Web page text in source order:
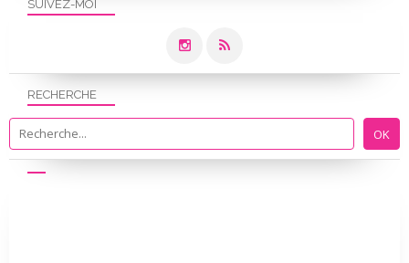
SUIVEZ-MOI
RECHERCHE